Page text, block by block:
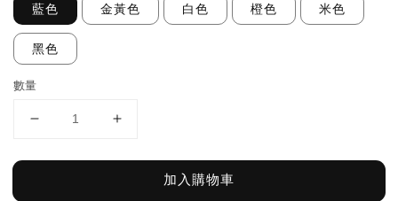
藍色 金黃色 白色 橙色 米色
黑色
數量
加入購物車